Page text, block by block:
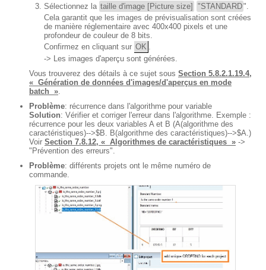
Sélectionnez la taille d'image [Picture size] "STANDARD".
Cela garantit que les images de prévisualisation sont créées
de manière réglementaire avec 400x400 pixels et une
profondeur de couleur de 8 bits.
Confirmez en cliquant sur OK
-> Les images d'aperçu sont générées.
Vous trouverez des détails à ce sujet sous Section 5.8.2.1.19.4,
« Génération de données d'images/d'aperçus en mode
batch »
Problème: récurrence dans l'algorithme pour variable
Solution: Vérifier et corriger l'erreur dans l'algorithme. Exemple :
récurrence pour les deux variables A et B (A(algorithme des
caractéristiques)-->$B. B(algorithme des caractéristiques)-->$A.)
Voir Section 7.8.12, « Algorithmes de caractéristiques » ->
"Prévention des erreurs".
Problème: différents projets ont le même numéro de
commande.